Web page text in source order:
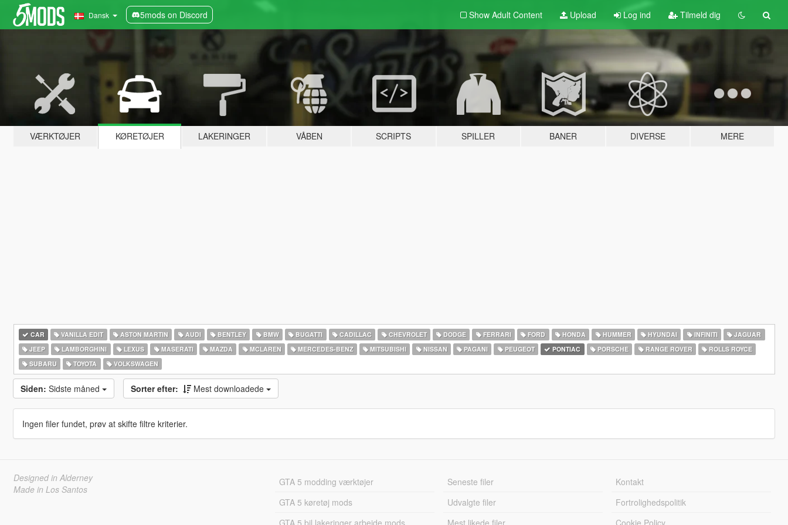
Dansk 5mods on Discord Show Adult Content Upload Log ind Tilmeld dig
VÆRKTØJER KØRETØJER LAKERINGER VÅBEN SCRIPTS SPILLER BANER DIVERSE MERE
CAR VANILLA EDIT ASTON MARTIN AUDI BENTLEY BMW BUGATTI CADILLAC CHEVROLET DODGE FERRARI FORD HONDA HUMMER HYUNDAI INFINITI
JAGUAR
JEEP
LAMBORGHINI LEXUS MASERATI MAZDA MCLAREN MERCEDES-BENZ MITSUBISHI NISSAN PAGANI PEUGEOT PONTIAC PORSCHE RANGE ROVER
ROLLS ROYCE
SUBARU
TOYOTA VOLKSWAGEN
Siden: Sidste måned Sorter efter: Mest downloadede
Ingen filer fundet, prøv at skifte filtre kriterier.
Designed in Alderney
Made in Los Santos
GTA 5 modding værktøjer
GTA 5 køretøj mods
GTA 5 bil lakeringer arbejde mods
Seneste filer
Udvalgte filer
Mest likede filer
Kontakt
Fortrolighedspolitik
Cookie Policy